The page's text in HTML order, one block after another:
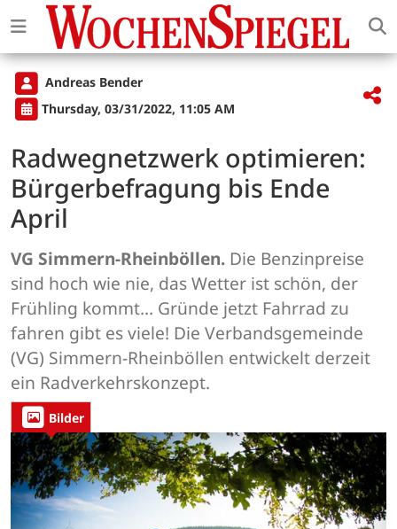
Andreas Bender
Thursday, 03/31/2022, 11:05 AM
Radwegnetzwerk optimieren:
Bürgerbefragung bis Ende
April
VG Simmern-Rheinböllen. Die Benzinpreise
sind hoch wie nie, das Wetter ist schön, der
Frühling kommt… Gründe jetzt Fahrrad zu
fahren gibt es viele! Die Verbandsgemeinde
(VG) Simmern-Rheinböllen entwickelt derzeit
ein Radverkehrskonzept.
Bilder